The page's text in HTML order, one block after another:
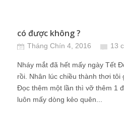
có được không ?
Tháng Chín 4, 2016 13
Nháy mắt đã hết mấy ngày Tết
rồi. Nhân lúc chiều thành thơi tôi
Đọc thêm một lần thì vỡ thêm 1
luôn mấy dòng kẻo quên...